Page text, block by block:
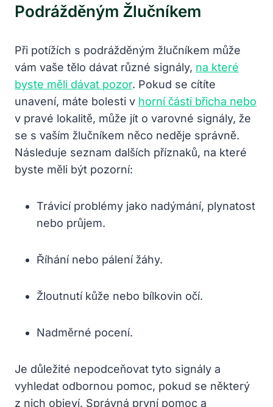
Podrážděným Žlučníkem
Při potížích s podrážděným žlučníkem může
vám vaše tělo dávat různé signály, na které
byste měli dávat pozor. Pokud se cítíte
unavení, máte bolesti v horní části břicha nebo
v pravé lokalitě, může jít o varovné signály, že
se s vaším žlučníkem něco neděje správně.
Následuje seznam dalších příznaků, na které
byste měli být pozorní:
Trávicí problémy jako nadýmání, plynatost
nebo průjem.
Říhání nebo pálení žáhy.
Žloutnutí kůže nebo bílkovin očí.
Nadměrné pocení.
Je důležité nepodceňovat tyto signály a
vyhledat odbornou pomoc, pokud se některý
z nich objeví. Správná první pomoc a